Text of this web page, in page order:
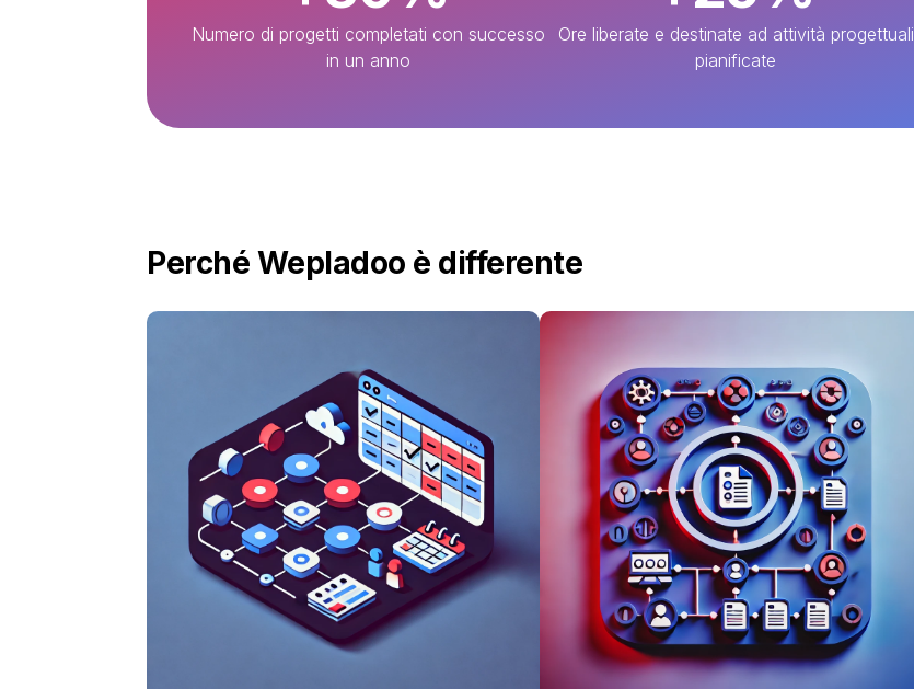
Numero di progetti completati con successo
in un anno
Ore liberate e destinate ad attività progettuali
pianificate
Perché Wepladoo è differente